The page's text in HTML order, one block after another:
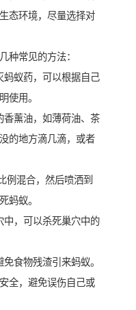
态环境，尽量选择对
种常见的方法：
蚂蚁药，可以根据自己
使用。
香薰油，如薄荷油、茶
的地方滴几滴，或者
例混合，然后喷洒到
蚂蚁。
中，可以杀死巢穴中的
食物残渣引来蚂蚁。
全，避免误伤自己或